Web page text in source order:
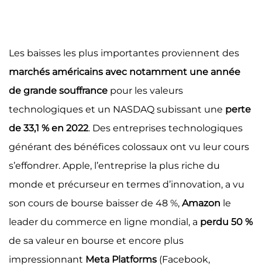
Les baisses les plus importantes proviennent des
marchés américains avec notamment une année
de grande souffrance pour les valeurs
technologiques et un NASDAQ subissant une perte
de 33,1 % en 2022. Des entreprises technologiques
générant des bénéfices colossaux ont vu leur cours
s’effondrer. Apple, l’entreprise la plus riche du
monde et précurseur en termes d’innovation, a vu
son cours de bourse baisser de 48 %, Amazon le
leader du commerce en ligne mondial, a perdu 50 %
de sa valeur en bourse et encore plus
impressionnant Meta Platforms (Facebook,